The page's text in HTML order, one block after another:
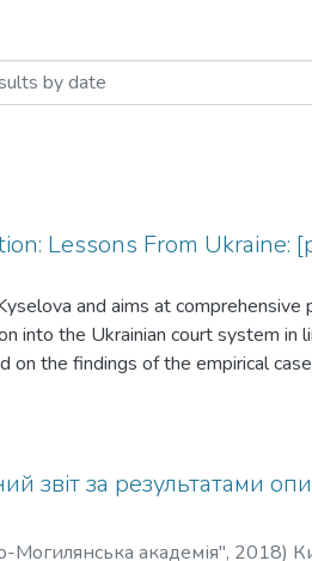
та діалогу by
Lessons From Ukraine:
and aims at
into the Ukrainian court system in
on the findings of the empirical
postdoctoral fellow in 2016-
for further actions. The main
in Ukraine and relative cost- and
will achieve better results if
and decentralized professional
звіт за результатами
Могилянська академія", 2018)